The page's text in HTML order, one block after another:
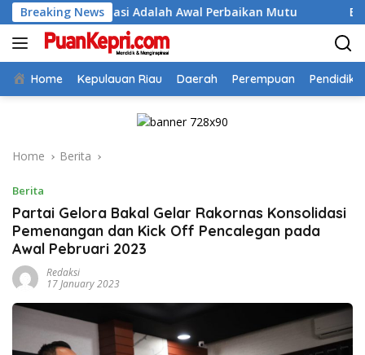
Skip
to
content
Breaking News
Adalah Awal Perbaikan Mutu Bupati Aneng Buka
Home Kepulauan Riau Daerah Perempuan
Home Berita
Berita
Partai Gelora Bakal Gelar Rakornas Konsolidasi
Pemenangan dan Kick Off Pencalegan pada
Awal Pebruari 2023
Redaksi
17 January 2023